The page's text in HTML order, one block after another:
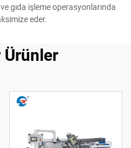
gıda işleme operasyonlarında
eder.
Ürünler